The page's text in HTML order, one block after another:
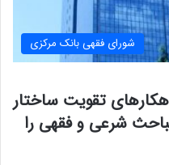
شورای فقهی بانک مرکزی
تقویت ساختار
شرعی و فقهی را